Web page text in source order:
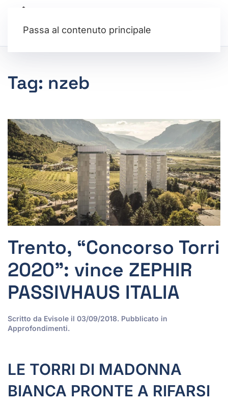
Passa al contenuto principale
Tag: nzeb
Trento, “Concorso Torri
2020”: vince ZEPHIR
PASSIVHAUS ITALIA
Scritto da Evisole il 03/09/2018. Pubblicato in
Approfondimenti.
LE TORRI DI MADONNA
BIANCA PRONTE A RIFARSI